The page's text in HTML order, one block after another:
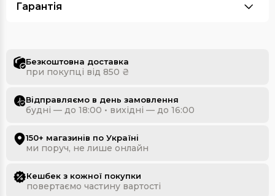
Гарантія
Безкоштовна доставка
при покупці від 850 ₴
Відправляємо в день замовлення
будні — до 18:00 • вихідні — до 16:00
150+ магазинів по Україні
ми поруч, не лише онлайн
Кешбек з кожної покупки
повертаємо частину вартості